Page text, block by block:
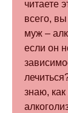
читаете
всего,
муж –
если он
знаю,